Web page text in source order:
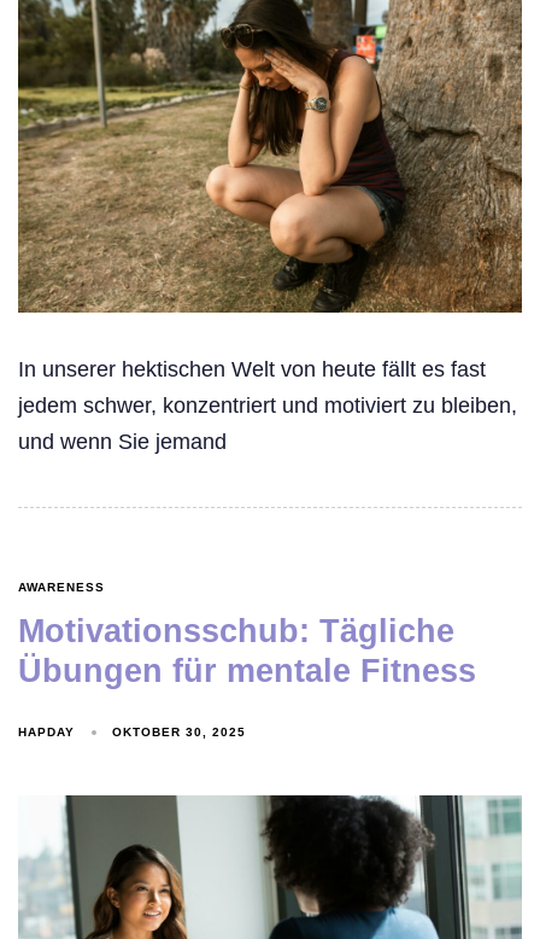
In unserer hektischen Welt von heute fällt es fast
jedem schwer, konzentriert und motiviert zu bleiben,
und wenn Sie jemand
AWARENESS
Motivationsschub: Tägliche
Übungen für mentale Fitness
HAPDAY OKTOBER 30, 2025